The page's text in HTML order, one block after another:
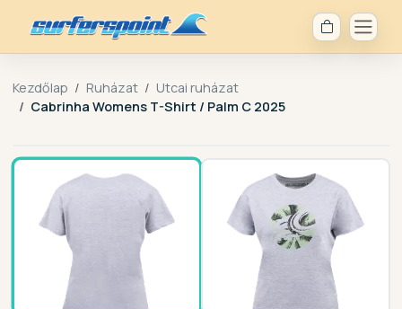
Kezdőlap Ruházat
Utcai ruházat
Cabrinha Womens T-Shirt / Palm C 2025